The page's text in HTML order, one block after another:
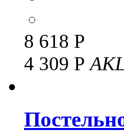
8 618 Р
4 309 Р